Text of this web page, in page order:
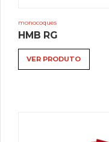
monocoques
HMB RG
VER PRODUTO